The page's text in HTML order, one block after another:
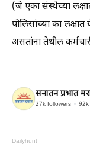
(जे एका संस्थेच्या
पोलिसांच्या का
असतांना तेथील
सनातन प्रभात
27k followers 92k
Dailyhunt